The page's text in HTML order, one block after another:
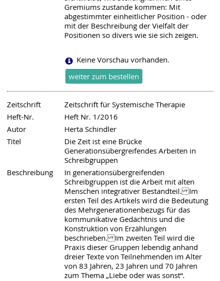
Gremiums zustande kommen: Mit
abgestimmter einheitlicher Position - oder
mit der Beschreibung der Vielfalt der
Positionen so divers wie sie sich zeigen.
Keine Vorschau vorhanden.
Zeitschrift
Zeitschrift für Systemische Therapie
Heft-Nr.
Heft Nr. 1/2016
Autor
Herta Schindler
Titel
Die Zeit ist eine Brücke
Generationsübergreifendes Arbeiten in
Schreibgruppen
Beschreibung
In generationsübergreifenden
Schreibgruppen ist die Arbeit mit alten
Menschen integrativer Bestandteil. Im
ersten Teil des Artikels wird die Bedeutung
des Mehrgenerationenbezugs für das
kommunikative Gedächtnis und die
Konstruktion von Erzählungen
beschrieben. Im zweiten Teil wird die
Praxis dieser Gruppen lebendig anhand
dreier Texte von Teilnehmenden im Alter
von 83 Jahren, 23 Jahren und 70 Jahren
zum Thema „Liebe oder was sonst“.